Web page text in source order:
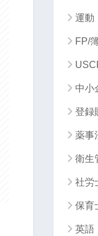
運動
FP/
中小
登録
薬事
衛生
社労
保育
英語